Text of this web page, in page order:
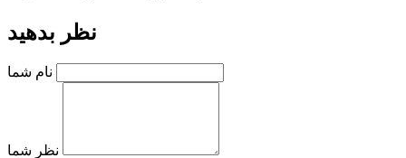
نظر بدهید
نام شما
نظر شما